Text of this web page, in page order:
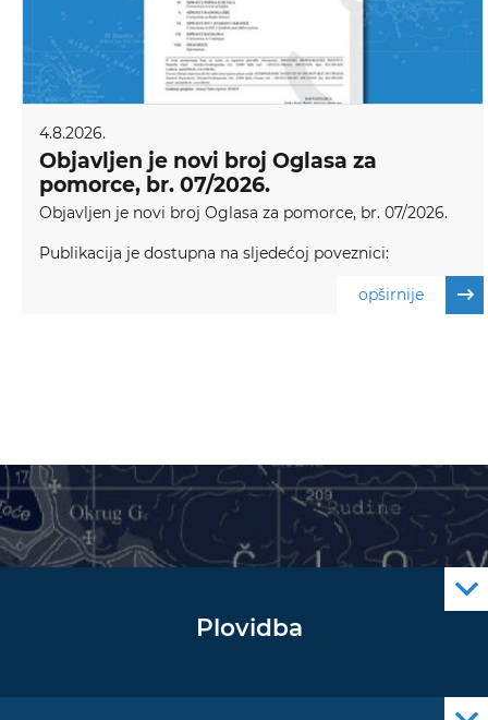
4.8.2026.
Objavljen je novi broj Oglasa za
pomorce, br. 07/2026.
Objavljen je novi broj Oglasa za pomorce, br. 07/2026.
Publikacija je dostupna na sljedećoj poveznici:
opširnije
Plovidba